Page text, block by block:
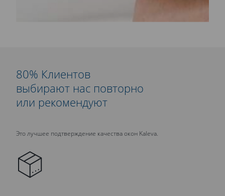
80% Клиентов
выбирают нас повторно
или рекомендуют
Это лучшее подтверждение качества окон Kaleva.